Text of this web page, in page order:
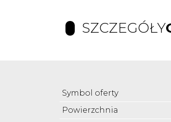
SZCZEGÓŁY
Symbol oferty
Powierzchnia